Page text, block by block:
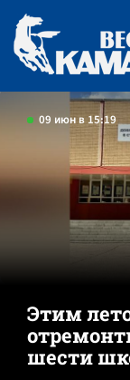
09 июн в 15:19
Этим
шести